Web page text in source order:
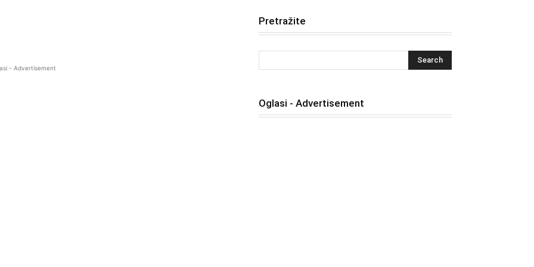
- Advertisement
Pretražite
Oglasi - Advertisement